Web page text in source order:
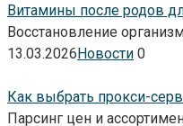
Витамины после родов
Восстановление
13.03.2026Новости 0
Как выбрать прокси-
Парсинг цен и